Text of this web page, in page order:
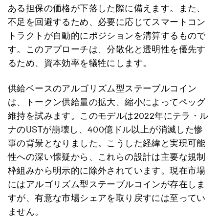
ある担保の価格が下落した際に備えます。また、
不足を回避するため、必要に応じてスマートコン
トラクトが自動的にポジションを清算するもので
す。このアプローチは、分散化と透明性を優先す
るため、資本効率を犠牲にします。
供給ベースのアルゴリズム型ステーブルコイン
は、トークン供給量の拡大、縮小によってペッグ
維持を試みます。このモデルは2022年にテラ・ル
ナのUSTが崩壊し、400億ドル以上が消滅した惨
事の背景となりました。こうした経緯と実現可能
性への深い懐疑から、これらの設計は主要な規制
枠組みから明示的に除外されています。現在市場
にはアルゴリズム型ステーブルコインが存在しま
すが、有意な市場シェアを取り戻すには至ってい
ません。